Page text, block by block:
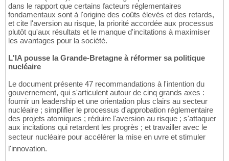
dans le rapport que certains facteurs réglementaires
fondamentaux sont à l'origine des coûts élevés et des retards,
et cite l'aversion au risque, la priorité accordée aux processus
plutôt qu'aux résultats et le manque d'incitations à maximiser
les avantages pour la société.
L'IA pousse la Grande-Bretagne à réformer sa politique
nucléaire
Le document présente 47 recommandations à l'intention du
gouvernement, qui s'articulent autour de cinq grands axes :
fournir un leadership et une orientation plus clairs au secteur
nucléaire ; simplifier le processus d'approbation réglementaire
des projets atomiques ; réduire l'aversion au risque ; s'attaquer
aux incitations qui retardent les progrès ; et travailler avec le
secteur nucléaire pour accélérer la mise en uvre et stimuler
l'innovation.